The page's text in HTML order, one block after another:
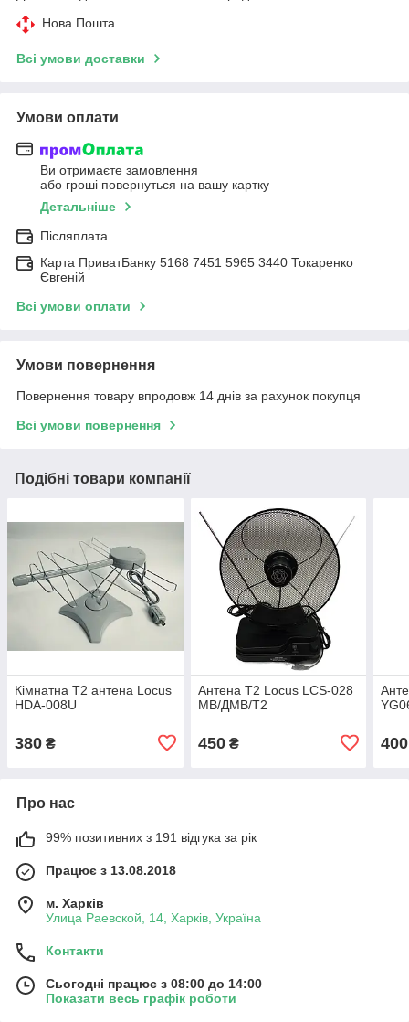
Нова Пошта
Всі умови доставки
Умови оплати
Ви отримаєте замовлення
або гроші повернуться на вашу картку
Детальніше
Післяплата
Карта ПриватБанку 5168 7451 5965 3440 Токаренко
Євгеній
Всі умови оплати
Умови повернення
Повернення товару впродовж 14 днів за рахунок покупця
Всі умови повернення
Подібні товари компанії
Кімнатна Т2 антена Locus
HDA-008U
380 ₴
Антена T2 Locus LCS-028
МВ/ДМВ/Т2
450₴ 400
Про нас
99% позитивних з 191 відгука за рік
Працює з 13.08.2018
м. Харків
Улица Раевской, 14, Харків, Україна
Контакти
Сьогодні працює з 08:00 до 14:00
Показати весь графік роботи